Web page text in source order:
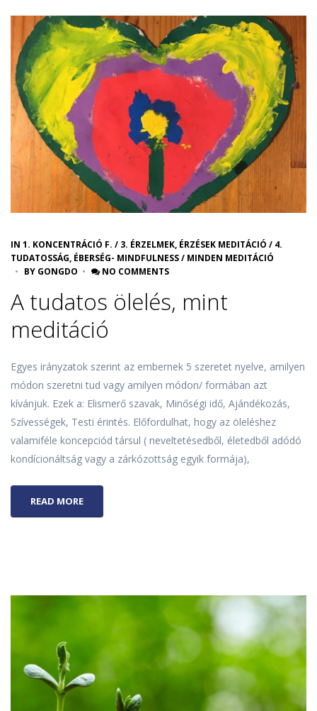
IN 1. KONCENTRÁCIÓ F. / 3. ÉRZELMEK, ÉRZÉSEK MEDITÁCIÓ / 4.
TUDATOSSÁG, ÉBERSÉG- MINDFULNESS/ MINDEN MEDITÁCIÓ
BY GONGDO NO COMMENTS
A tudatos ölelés, mint
meditáció
Egyes irányzatok szerint az embernek 5 szeretet nyelve, amilyen
módon szeretni tud vagy amilyen módon/ formában azt
kívánjuk. Ezek a: Elismerő szavak, Minőségi idő, Ajándékozás,
Szívességek, Testi érintés. Előfordulhat, hogy az öleléshez
valamiféle koncepciód társul ( neveltetésedből, életedből adódó
kondícionáltság vagy a zárkózottság egyik formája),
READ MORE